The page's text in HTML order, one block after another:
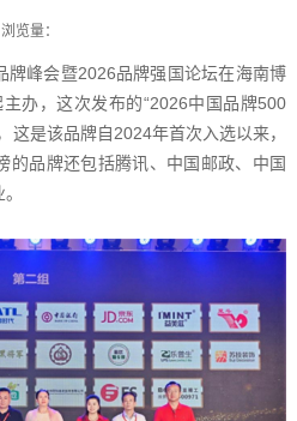
浏览量：
牌峰会暨2026品牌强国论坛在海南博
办，这次发布的“2026中国品牌500
这是该品牌自2024年首次入选以来，
的品牌还包括腾讯、中国邮政、中国